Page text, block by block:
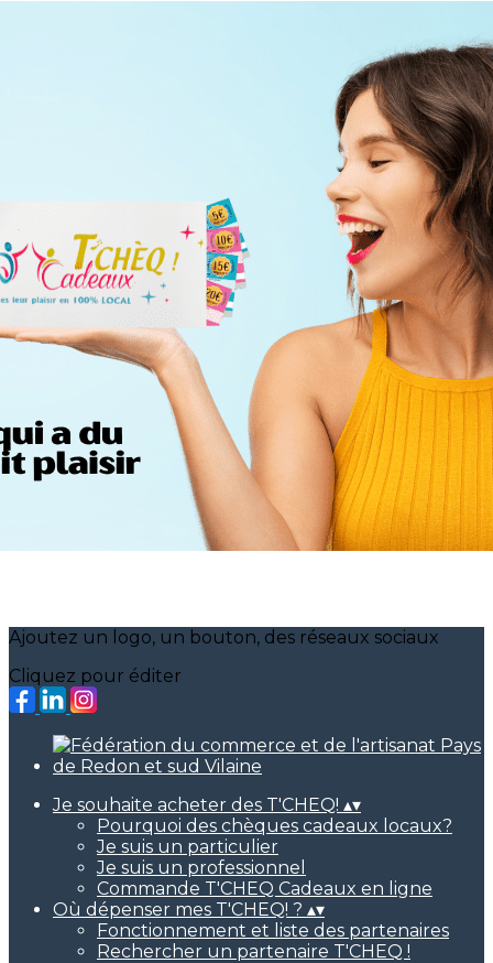
Exporter uniquement les colonnes affichées
Un dispositif de la Fédération
Salon des Comités d'entreprise 2025
Actualités et Newsletters
?>
Images de la page d'accueil
Cliquez pour éditer
Ajoutez un logo, un bouton, des réseaux sociaux
Cliquez pour éditer
Je souhaite acheter des T'CHEQ! ▴▾
Pourquoi des chèques cadeaux locaux?
Je suis un particulier
Je suis un professionnel
Commande T'CHEQ Cadeaux en ligne
Où dépenser mes T'CHEQ! ? ▴▾
Fonctionnement et liste des partenaires
Rechercher un partenaire T'CHEQ !